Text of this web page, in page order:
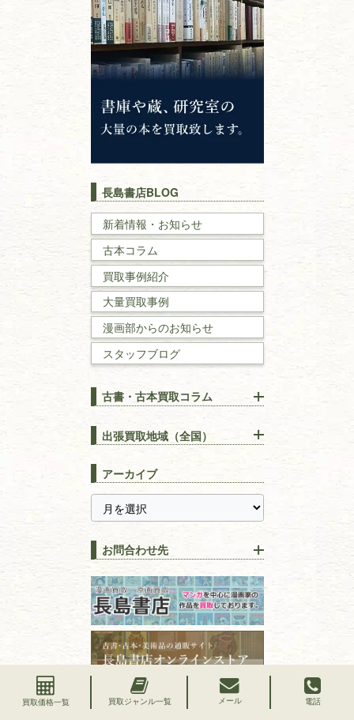
買取価格一覧 買取ジャンル一覧 メール 電話
仏教書
神道・神社仏閣
イスラム教
キリスト教
戦記・戦史
国文学・
理工書
数学書・物理学書
建築書
漢方・鍼灸・東洋医学
易学・占い
スピリチュアル・
全集・
趣味・教養
書道
拓本・法帖・碑帖
篆刻・印譜
書道具
長島書店BLOG
新着情報・お知らせ
古本コラム
買取事例紹介
大量買取事例
漫画部からのお知らせ
スタッフブログ
古書・古本買取コラム
りOK！効率的に売る方法
長島書店の便利な買取サービ
ス
【持ち込み買取】店頭で簡単
に古本を売るメリットとは？
古本を高く売る方法！買取で
上手な売り方のコツを解説
古本の保管方法と劣化する原
因！適切な管理で長持ちさせ
るコツ
古本は汚れていると買取でき
ない？適切な保管方法とクリ
ーニング！
ISBNコードとは？書籍の識別
番号の意味と役割を解説
価値ある古書を売るポイント
と注意点
出張買取地域（全国）
千葉県
神奈川県
静岡県
山梨県
新潟県
長野県
愛知県
石川県
福井県
福島県
富山県
青森県
岩手県
宮城県
秋田県
山形県
アーカイブ
お問合わせ先
古本買取専門店 長島書店
フリーダイヤル：0120-414-548
電話：03-3512-8115
FAX：03-3512-8116
古物商許可：東京都公安委員会 第
301028901712号